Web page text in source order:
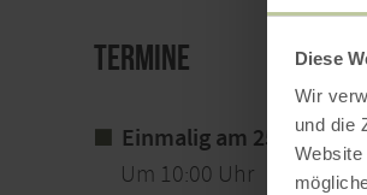
Diese
Wir
und die
Termine
Einmalig am 25. August
Um 10:00 Uhr